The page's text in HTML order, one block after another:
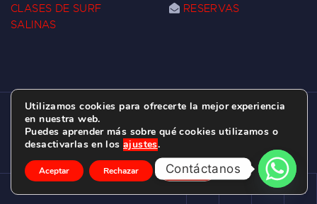
CLASES DE SURF
SALINAS
RESERVAS
ESCUELA DE SURF LAS DUNAS ©
2026.
C/ BERNARDO ÁLVAREZ GALAN 1, SALINAS
(ASTURIAS)
Utilizamos cookies para ofrecerte la mejor experiencia
en nuestra web.
Puedes aprender más sobre qué cookies utilizamos o
desactivarlas en los ajustes.
Aceptar Rechazar Ajustes
Contáctanos